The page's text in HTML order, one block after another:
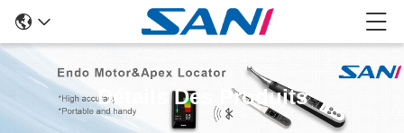
Détails Des Produits